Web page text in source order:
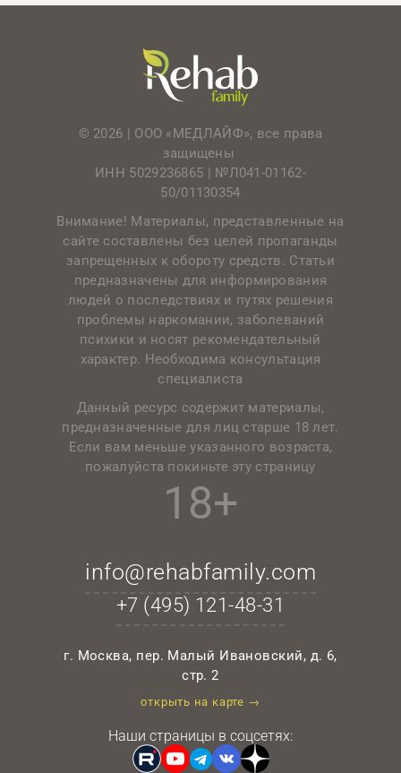
© 2026 | ООО «МЕДЛАЙФ», все права
защищены
ИНН 5029236865 | №Л041-01162-
50/01130354
Внимание! Материалы, представленные на
сайте составлены без целей пропаганды
запрещенных к обороту средств. Статьи
предназначены для информирования
людей о последствиях и путях решения
проблемы наркомании, заболеваний
психики и носят рекомендательный
характер. Необходима консультация
специалиста
Данный ресурс содержит материалы,
предназначенные для лиц старше 18 лет.
Если вам меньше указанного возраста,
пожалуйста покиньте эту страницу
18+
info@rehabfamily.com
+7 (495) 121-48-31
г. Москва, пер. Малый Ивановский, д. 6,
стр. 2
открыть на карте →
Наши страницы в соцсетях: